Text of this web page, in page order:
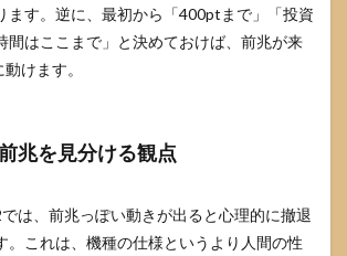
ます。逆に、最初から「400ptまで」「投資
間はここまで」と決めておけば、前兆が来
けます。
兆を見分ける観点
は、前兆っぽい動きが出ると心理的に撤退
。これは、機種の仕様というより人間の性